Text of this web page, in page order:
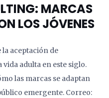
MARCAS
LOS JÓVENES
aceptación de
adulta en este siglo.
las marcas se adaptan
emergente. Correo: